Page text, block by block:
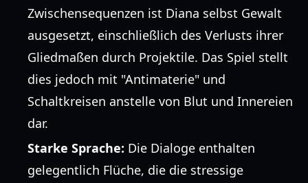
Zwischensequenzen ist Diana selbst Gewalt
ausgesetzt, einschließlich des Verlusts ihrer
Gliedmaßen durch Projektile. Das Spiel stellt
dies jedoch mit "Antimaterie" und
Schaltkreisen anstelle von Blut und Innereien
dar.
Starke Sprache: Die Dialoge enthalten
gelegentlich Flüche, die die stressige